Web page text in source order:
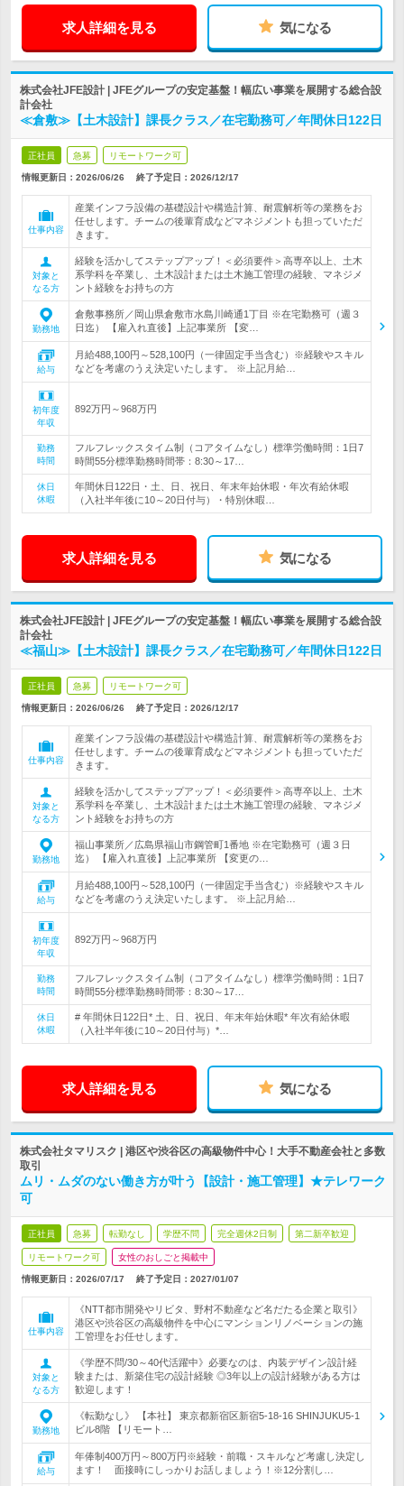
求人詳細を見る 気になる
株式会社JFE設計 | JFEグループの安定基盤！幅広い事業を展開する総合設
計会社
≪倉敷≫【土木設計】課長クラス／在宅勤務可／年間休日122日
正社員 急募 リモートワーク可
情報更新日：2026/06/26 終了予定日： 2026/12/17
仕事内容
産業インフラ設備の基礎設計や構造計算、耐震解析等の業務をお
任せします。チームの後輩育成などマネジメントも担っていただ
きます。
対象と
なる方
経験を活かしてステップアップ！＜必須要件＞高専卒以上、土木
系学科を卒業し、土木設計または土木施工管理の経験、マネジメ
ント経験をお持ちの方
勤務地
倉敷事務所／岡山県倉敷市水島川崎通1丁目 ※在宅勤務可（週３
日迄） 【雇入れ直後】上記事業所 【変…
給与
月給488,100円～528,100円（一律固定手当含む）※経験やスキル
などを考慮のうえ決定いたします。 ※上記月給…
初年度
年収
892万円～968万円
勤務
時間
フルフレックスタイム制（コアタイムなし）標準労働時間：1日7
時間55分標準勤務時間帯：8:30～17…
休日
休暇
年間休日122日・土、日、祝日、年末年始休暇・年次有給休暇
（入社半年後に10～20日付与）・特別休暇…
求人詳細を見る 気になる
株式会社JFE設計 | JFEグループの安定基盤！幅広い事業を展開する総合設
計会社
≪福山≫【土木設計】課長クラス／在宅勤務可／年間休日122日
正社員 急募 リモートワーク可
情報更新日：2026/06/26 終了予定日： 2026/12/17
仕事内容
産業インフラ設備の基礎設計や構造計算、耐震解析等の業務をお
任せします。チームの後輩育成などマネジメントも担っていただ
きます。
対象と
なる方
経験を活かしてステップアップ！＜必須要件＞高専卒以上、土木
系学科を卒業し、土木設計または土木施工管理の経験、マネジメ
ント経験をお持ちの方
勤務地
福山事業所／広島県福山市鋼管町1番地 ※在宅勤務可（週３日
迄） 【雇入れ直後】上記事業所 【変更の…
給与
月給488,100円～528,100円（一律固定手当含む）※経験やスキル
などを考慮のうえ決定いたします。 ※上記月給…
初年度
年収
892万円～968万円
勤務
時間
フルフレックスタイム制（コアタイムなし）標準労働時間：1日7
時間55分標準勤務時間帯：8:30～17…
休日
休暇
# 年間休日122日* 土、日、祝日、年末年始休暇* 年次有給休暇
（入社半年後に10～20日付与）*…
求人詳細を見る 気になる
株式会社タマリスク | 港区や渋谷区の高級物件中心！大手不動産会社と多数
取引
ムリ・ムダのない働き方が叶う【設計・施工管理】★テレワーク
可
正社員 急募 転勤なし 学歴不問 完全週休2日制 第二新卒歓迎
リモートワーク可 女性のおしごと掲載中
情報更新日：2026/07/17 終了予定日： 2027/01/07
仕事内容
《NTT都市開発やリビタ、野村不動産など名だたる企業と取引》
港区や渋谷区の高級物件を中心にマンションリノベーションの施
工管理をお任せします。
対象と
なる方
《学歴不問/30～40代活躍中》必要なのは、内装デザイン設計経
験または、新築住宅の設計経験 ◎3年以上の設計経験がある方は
歓迎します！
勤務地
《転勤なし》 【本社】 東京都新宿区新宿5-18-16 SHINJUKU5-1
ビル8階 【リモート…
給与
年俸制400万円～800万円※経験・前職・スキルなど考慮し決定し
ます！ 面接時にしっかりお話しましょう！※12分割し…